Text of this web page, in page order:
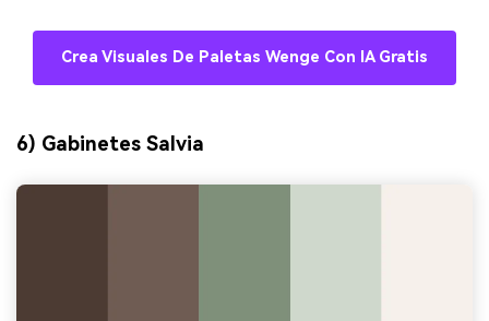
Crea Visuales De Paletas Wenge Con IA Gratis
6) Gabinetes Salvia